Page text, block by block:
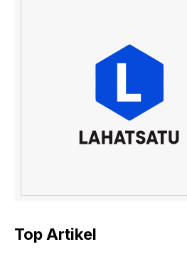
Top Artikel